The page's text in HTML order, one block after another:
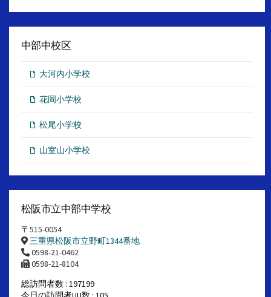
中部中校区
大河内小学校
花岡小学校
松尾小学校
山室山小学校
松阪市立中部中学校
〒515-0054
三重県松阪市立野町1344番地
0598-21-0462
0598-21-8104
総訪問者数 : 197199